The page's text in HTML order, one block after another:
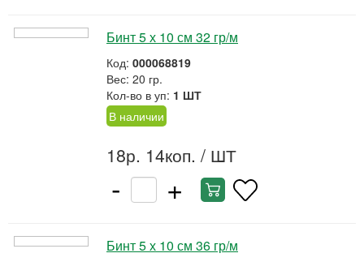
Бинт 5 х 10 см 32 гр/м
Код: 000068819
Вес: 20 гр.
Кол-во в уп: 1 ШТ
В наличии
18р. 14коп. / ШТ
- +
Бинт 5 х 10 см 36 гр/м